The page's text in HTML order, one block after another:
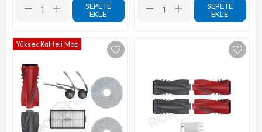
SEPETE
EKLE
SEPETE
EKLE
Yüksek Kaliteli Mop